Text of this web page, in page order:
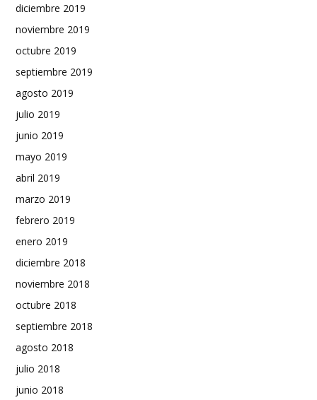
diciembre 2019
noviembre 2019
octubre 2019
septiembre 2019
agosto 2019
julio 2019
junio 2019
mayo 2019
abril 2019
marzo 2019
febrero 2019
enero 2019
diciembre 2018
noviembre 2018
octubre 2018
septiembre 2018
agosto 2018
julio 2018
junio 2018